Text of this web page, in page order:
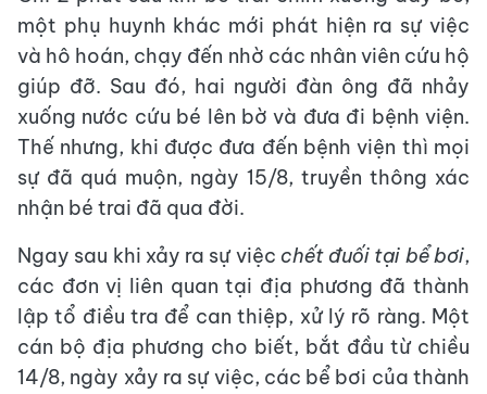
một phụ huynh khác mới phát hiện ra sự việc
và hô hoán, chạy đến nhờ các nhân viên cứu hộ
giúp đỡ. Sau đó, hai người đàn ông đã nhảy
xuống nước cứu bé lên bờ và đưa đi bệnh viện.
Thế nhưng, khi được đưa đến bệnh viện thì mọi
sự đã quá muộn, ngày 15/8, truyền thông xác
nhận bé trai đã qua đời.
Ngay sau khi xảy ra sự việc chết đuối tại bể bơi,
các đơn vị liên quan tại địa phương đã thành
lập tổ điều tra để can thiệp, xử lý rõ ràng. Một
cán bộ địa phương cho biết, bắt đầu từ chiều
14/8, ngày xảy ra sự việc, các bể bơi của thành